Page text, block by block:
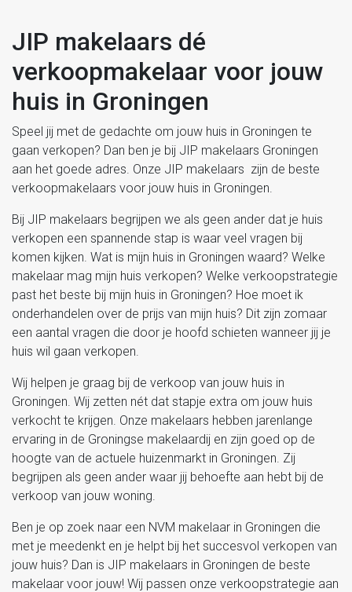
JIP makelaars dé
verkoopmakelaar voor jouw
huis in Groningen
Speel jij met de gedachte om jouw huis in Groningen te
gaan verkopen? Dan ben je bij JIP makelaars Groningen
aan het goede adres. Onze JIP makelaars zijn de beste
verkoopmakelaars voor jouw huis in Groningen.
Bij JIP makelaars begrijpen we als geen ander dat je huis
verkopen een spannende stap is waar veel vragen bij
komen kijken. Wat is mijn huis in Groningen waard? Welke
makelaar mag mijn huis verkopen? Welke verkoopstrategie
past het beste bij mijn huis in Groningen? Hoe moet ik
onderhandelen over de prijs van mijn huis? Dit zijn zomaar
een aantal vragen die door je hoofd schieten wanneer jij je
huis wil gaan verkopen.
Wij helpen je graag bij de verkoop van jouw huis in
Groningen. Wij zetten nét dat stapje extra om jouw huis
verkocht te krijgen. Onze makelaars hebben jarenlange
ervaring in de Groningse makelaardij en zijn goed op de
hoogte van de actuele huizenmarkt in Groningen. Zij
begrijpen als geen ander waar jij behoefte aan hebt bij de
verkoop van jouw woning.
Ben je op zoek naar een NVM makelaar in Groningen die
met je meedenkt en je helpt bij het succesvol verkopen van
jouw huis? Dan is JIP makelaars in Groningen de beste
makelaar voor jouw! Wij passen onze verkoopstrategie aan